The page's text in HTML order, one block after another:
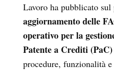
Lavoro ha pubblicato
aggiornamento delle
operativo per la
Patente a Crediti (PaC)
procedure, funzionalità